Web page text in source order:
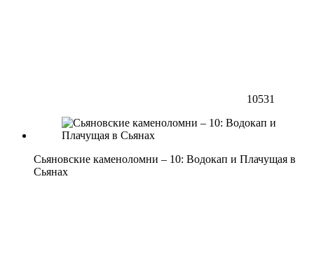
10531
Сьяновские каменоломни – 10: Водокап и Плачущая в
Сьянах